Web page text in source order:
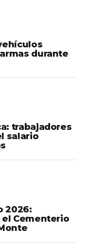
durante
trabajadores
salario
2026:
Cementerio